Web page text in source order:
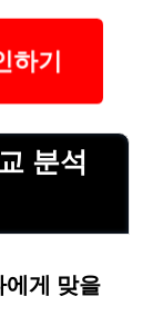
하기
분석
에게 맞을